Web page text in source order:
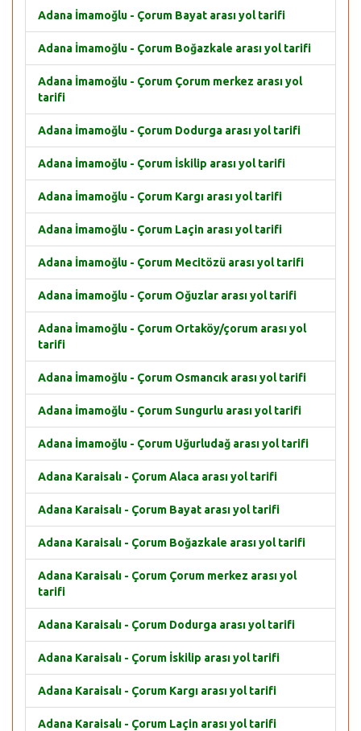
Adana İmamoğlu - Çorum Bayat arası yol tarifi
Adana İmamoğlu - Çorum Boğazkale arası yol tarifi
Adana İmamoğlu - Çorum Çorum merkez arası yol
tarifi
Adana İmamoğlu - Çorum Dodurga arası yol tarifi
Adana İmamoğlu - Çorum İskilip arası yol tarifi
Adana İmamoğlu - Çorum Kargı arası yol tarifi
Adana İmamoğlu - Çorum Laçin arası yol tarifi
Adana İmamoğlu - Çorum Mecitözü arası yol tarifi
Adana İmamoğlu - Çorum Oğuzlar arası yol tarifi
Adana İmamoğlu - Çorum Ortaköy/çorum arası yol
tarifi
Adana İmamoğlu - Çorum Osmancık arası yol tarifi
Adana İmamoğlu - Çorum Sungurlu arası yol tarifi
Adana İmamoğlu - Çorum Uğurludağ arası yol tarifi
Adana Karaisalı - Çorum Alaca arası yol tarifi
Adana Karaisalı - Çorum Bayat arası yol tarifi
Adana Karaisalı - Çorum Boğazkale arası yol tarifi
Adana Karaisalı - Çorum Çorum merkez arası yol
tarifi
Adana Karaisalı - Çorum Dodurga arası yol tarifi
Adana Karaisalı - Çorum İskilip arası yol tarifi
Adana Karaisalı - Çorum Kargı arası yol tarifi
Adana Karaisalı - Çorum Laçin arası yol tarifi